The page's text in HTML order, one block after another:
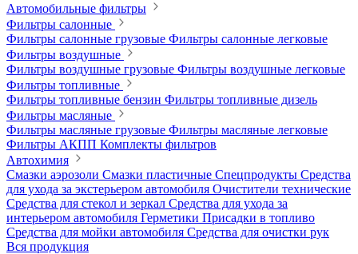
Автомобильные фильтры
Фильтры салонные
Фильтры салонные грузовые Фильтры салонные легковые
Фильтры воздушные
Фильтры воздушные грузовые Фильтры воздушные легковые
Фильтры топливные
Фильтры топливные бензин Фильтры топливные дизель
Фильтры масляные
Фильтры масляные грузовые Фильтры масляные легковые
Фильтры АКПП Комплекты фильтров
Автохимия
Смазки аэрозоли Смазки пластичные Спецпродукты Средства
для ухода за экстерьером автомобиля Очистители технические
Средства для стекол и зеркал Средства для ухода за
интерьером автомобиля Герметики Присадки в топливо
Средства для мойки автомобиля Средства для очистки рук
Вся продукция